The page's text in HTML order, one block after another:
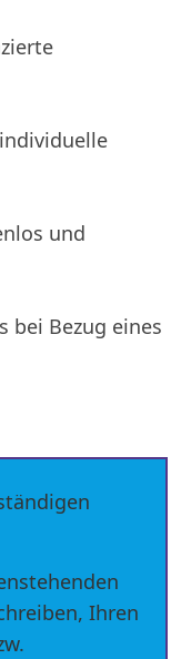
und
bei Bezug eines
Ihren